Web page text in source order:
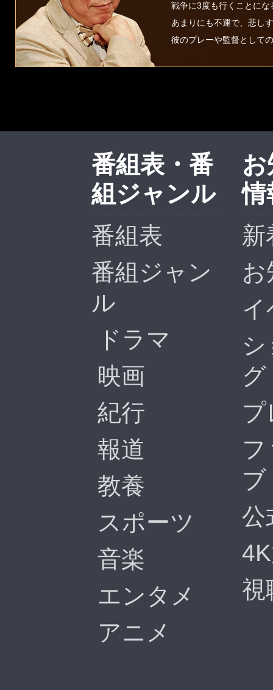
戦争に3度も行くことにな
あまりにも不運で、悲し
彼のプレーや監督として
番組表・番
組ジャンル
番組表
番組ジャン
ル
ドラマ
映画
紀行
報道
教養
スポーツ
音楽
エンタメ
アニメ
情
新
お
イ
グ
プ
ブ
公
視